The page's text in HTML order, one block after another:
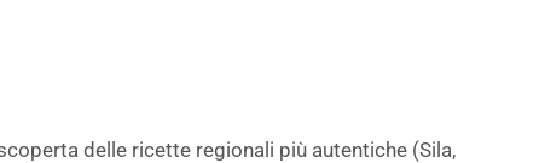
delle ricette regionali più autentiche (Sila,